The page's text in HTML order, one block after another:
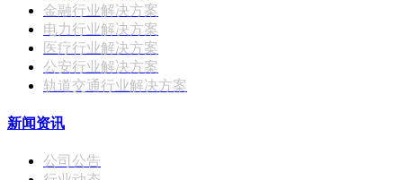
金融行业解决方案
电力行业解决方案
医疗行业解决方案
公安行业解决方案
轨道交通行业解决方案
新闻资讯
公司公告